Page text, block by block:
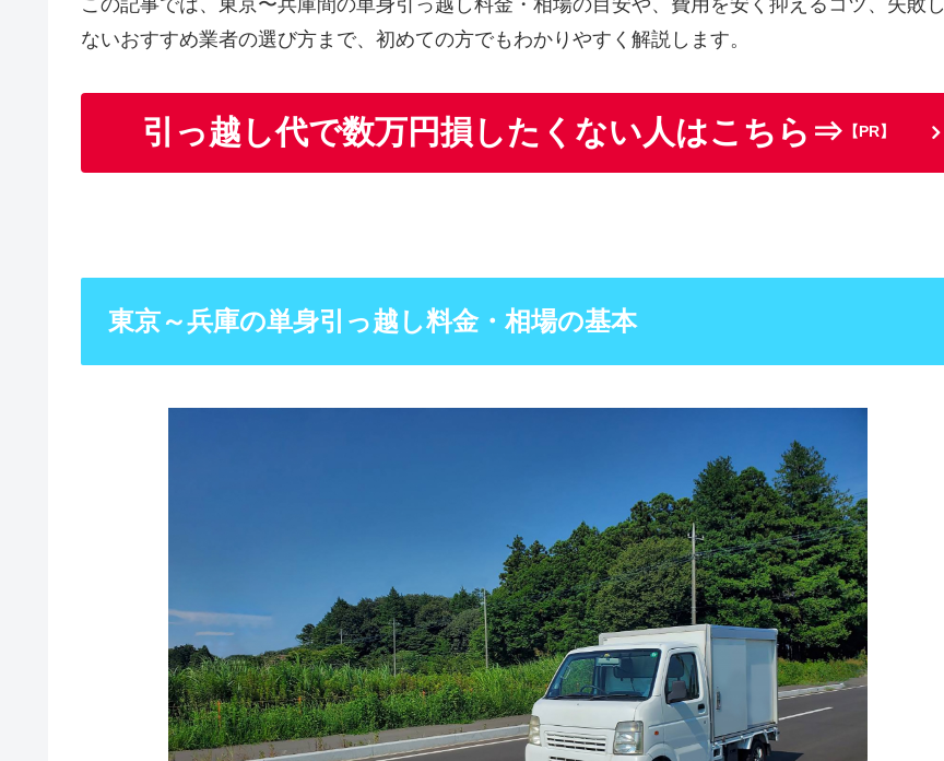
この記事では、東京〜兵庫間の単身引っ越し料金・相場の目安や、費用を安く抑えるコツ、失敗し
ないおすすめ業者の選び方まで、初めての方でもわかりやすく解説します。
引っ越し代で数万円損したくない人はこちら⇒ 【PR】
東京～兵庫の単身引っ越し料金・相場の基本